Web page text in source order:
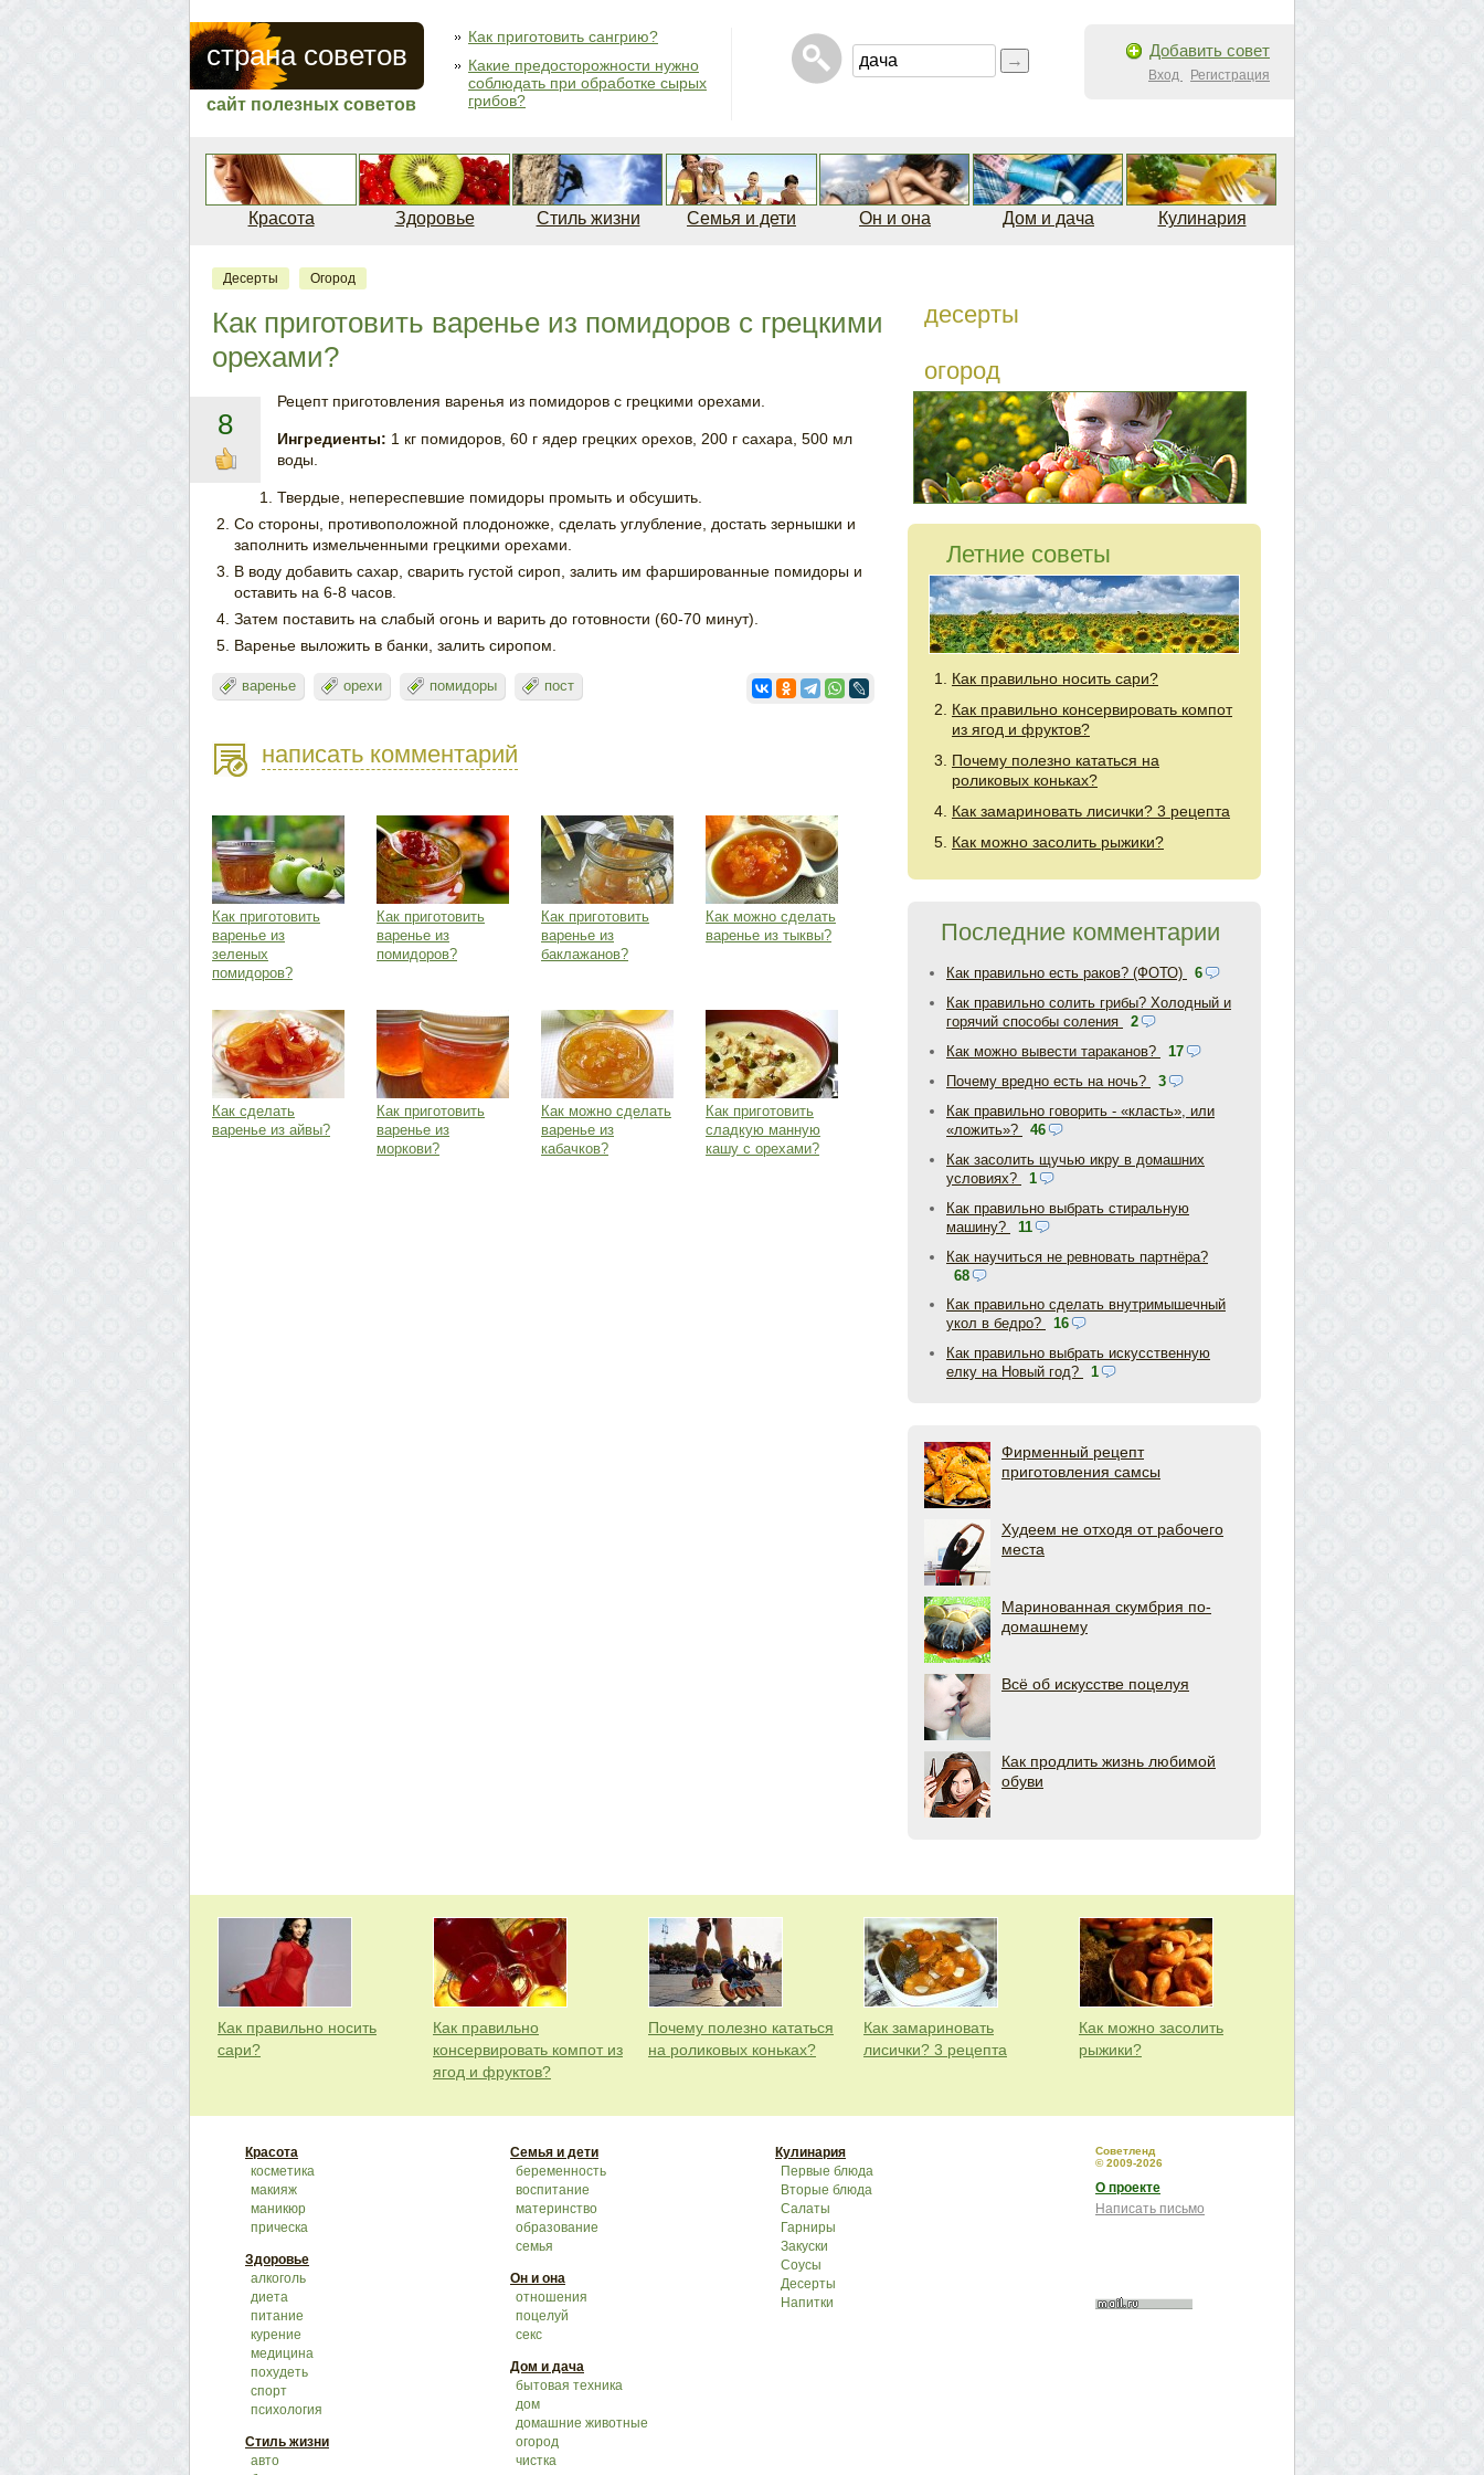
страна советов
сайт полезных советов
Как приготовить сангрию?
Какие предосторожности нужно
соблюдать при обработке сырых
грибов?
Добавить совет
Вход Регистрация
Красота Здоровье Стиль жизни Семья и дети Он и она Дом и дача Кулинария
Десерты Огород
Как приготовить варенье из помидоров с грецкими
орехами?
8
Рецепт приготовления варенья из помидоров с грецкими орехами.
Ингредиенты: 1 кг помидоров, 60 г ядер грецких орехов, 200 г сахара, 500 мл
воды.
Твердые, непереспевшие помидоры промыть и обсушить.
Со стороны, противоположной плодоножке, сделать углубление, достать зернышки и
заполнить измельченными грецкими орехами.
В воду добавить сахар, сварить густой сироп, залить им фаршированные помидоры и
оставить на 6-8 часов.
Затем поставить на слабый огонь и варить до готовности (60-70 минут).
Варенье выложить в банки, залить сиропом.
варенье орехи помидоры пост
написать комментарий
Как приготовить
варенье из
зеленых
помидоров?
Как приготовить
варенье из
помидоров?
Как приготовить
варенье из
баклажанов?
Как можно сделать
варенье из тыквы?
Как сделать
варенье из айвы?
Как приготовить
варенье из
моркови?
Как можно сделать
варенье из
кабачков?
Как приготовить
сладкую манную
кашу с орехами?
десерты
огород
Летние советы
Как правильно носить сари?
Как правильно консервировать компот
из ягод и фруктов?
Почему полезно кататься на
роликовых коньках?
Как замариновать лисички? 3 рецепта
Как можно засолить рыжики?
Последние комментарии
Как правильно есть раков? (ФОТО)
6
Как правильно солить грибы? Холодный и
горячий способы соления
2
Как можно вывести тараканов?
17
Почему вредно есть на ночь?
3
Как правильно говорить - «класть», или
«ложить»?
46
Как засолить щучью икру в домашних
условиях?
1
Как правильно выбрать стиральную
машину?
11
Как научиться не ревновать партнёра?
68
Как правильно сделать внутримышечный
укол в бедро?
16
Как правильно выбрать искусственную
елку на Новый год?
1
Фирменный рецепт
приготовления самсы
Худеем не отходя от рабочего
места
Маринованная скумбрия по-
домашнему
Всё об искусстве поцелуя
Как продлить жизнь любимой
обуви
Как правильно носить
сари?
Как правильно
консервировать компот из
ягод и фруктов?
Почему полезно кататься
на роликовых коньках?
Как замариновать
лисички? 3 рецепта
Как можно засолить
рыжики?
Красота
косметика
макияж
маникюр
прическа
Здоровье
алкоголь
диета
питание
курение
медицина
похудеть
спорт
психология
Стиль жизни
авто
Семья и дети
беременность
воспитание
материнство
образование
семья
Он и она
отношения
поцелуй
секс
Дом и дача
бытовая техника
дом
домашние животные
огород
чистка
Кулинария
Первые блюда
Вторые блюда
Салаты
Гарниры
Закуски
Соусы
Десерты
Напитки
Советленд
© 2009-2026
О проекте
Написать письмо